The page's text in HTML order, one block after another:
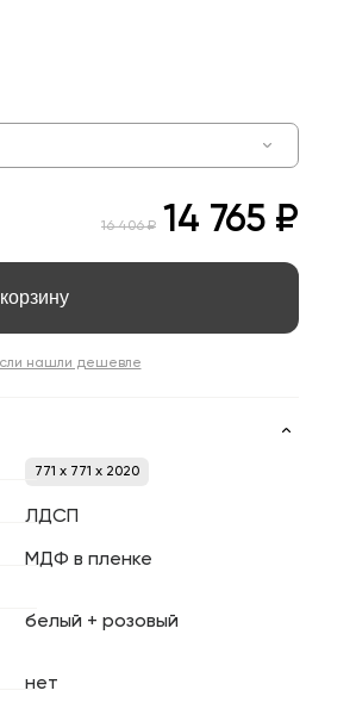
16 406 ₽ 14 765 ₽
нашли дешевле
771 x 771 x 2020
ЛДСП
МДФ в пленке
белый + розовый
нет